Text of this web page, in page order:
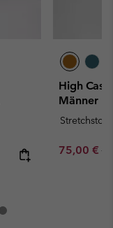
High
Männer
Stretchstoff
Sale price:
75,00 €